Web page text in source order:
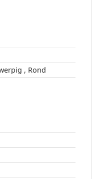
Peervormig , Langwerpig , Rond